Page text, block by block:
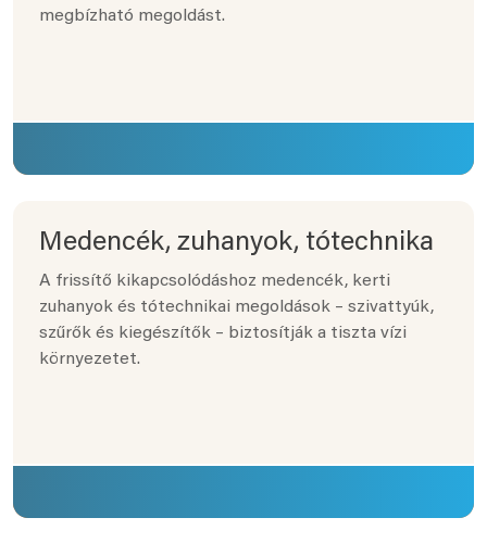
megbízható megoldást.
Medencék, zuhanyok, tótechnika
A frissítő kikapcsolódáshoz medencék, kerti
zuhanyok és tótechnikai megoldások – szivattyúk,
szűrők és kiegészítők – biztosítják a tiszta vízi
környezetet.